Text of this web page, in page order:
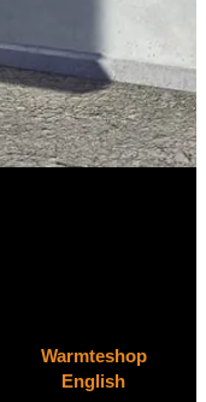
Warmteshop
English